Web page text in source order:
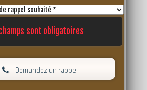
sont obligatoires
Demandez un rappel